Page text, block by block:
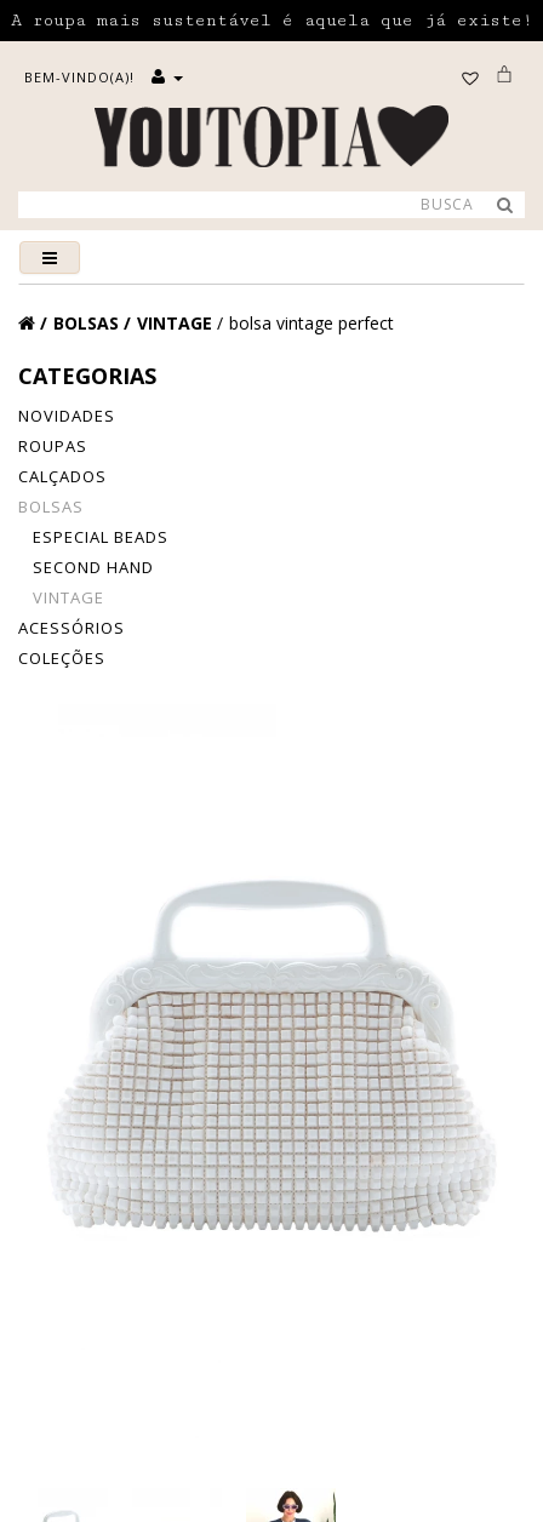
A roupa mais sustentável é aquela que já existe!
BEM-VINDO(A)!
BOLSAS VINTAGE bolsa vintage perfect
CATEGORIAS
NOVIDADES
ROUPAS
CALÇADOS
BOLSAS
ESPECIAL BEADS
SECOND HAND
VINTAGE
ACESSÓRIOS
COLEÇÕES